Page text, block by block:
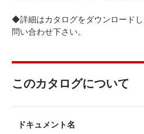
◆詳細はカタログをダウンロード
問い合わせ下さい。
このカタログについて
ドキュメント名